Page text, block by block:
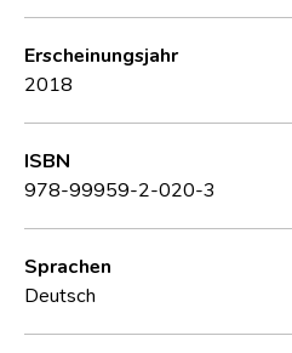
Erscheinungsjahr
2018
ISBN
978-99959-2-020-3
Sprachen
Deutsch